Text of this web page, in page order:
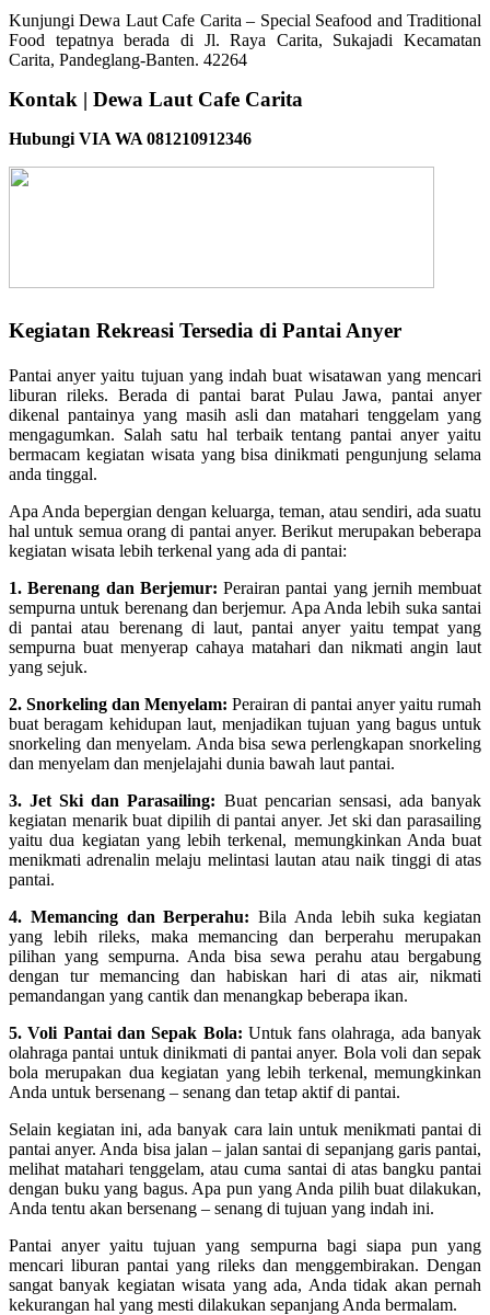
Kunjungi Dewa Laut Cafe Carita – Special Seafood and Traditional
Food tepatnya berada di Jl. Raya Carita, Sukajadi Kecamatan
Carita, Pandeglang-Banten. 42264
Kontak | Dewa Laut Cafe Carita
Hubungi VIA WA 081210912346
Kegiatan Rekreasi Tersedia di Pantai Anyer
Pantai anyer yaitu tujuan yang indah buat wisatawan yang mencari
liburan rileks. Berada di pantai barat Pulau Jawa, pantai anyer
dikenal pantainya yang masih asli dan matahari tenggelam yang
mengagumkan. Salah satu hal terbaik tentang pantai anyer yaitu
bermacam kegiatan wisata yang bisa dinikmati pengunjung selama
anda tinggal.
Apa Anda bepergian dengan keluarga, teman, atau sendiri, ada suatu
hal untuk semua orang di pantai anyer. Berikut merupakan beberapa
kegiatan wisata lebih terkenal yang ada di pantai:
1. Berenang dan Berjemur: Perairan pantai yang jernih membuat
sempurna untuk berenang dan berjemur. Apa Anda lebih suka santai
di pantai atau berenang di laut, pantai anyer yaitu tempat yang
sempurna buat menyerap cahaya matahari dan nikmati angin laut
yang sejuk.
2. Snorkeling dan Menyelam: Perairan di pantai anyer yaitu rumah
buat beragam kehidupan laut, menjadikan tujuan yang bagus untuk
snorkeling dan menyelam. Anda bisa sewa perlengkapan snorkeling
dan menyelam dan menjelajahi dunia bawah laut pantai.
3. Jet Ski dan Parasailing: Buat pencarian sensasi, ada banyak
kegiatan menarik buat dipilih di pantai anyer. Jet ski dan parasailing
yaitu dua kegiatan yang lebih terkenal, memungkinkan Anda buat
menikmati adrenalin melaju melintasi lautan atau naik tinggi di atas
pantai.
4. Memancing dan Berperahu: Bila Anda lebih suka kegiatan
yang lebih rileks, maka memancing dan berperahu merupakan
pilihan yang sempurna. Anda bisa sewa perahu atau bergabung
dengan tur memancing dan habiskan hari di atas air, nikmati
pemandangan yang cantik dan menangkap beberapa ikan.
5. Voli Pantai dan Sepak Bola: Untuk fans olahraga, ada banyak
olahraga pantai untuk dinikmati di pantai anyer. Bola voli dan sepak
bola merupakan dua kegiatan yang lebih terkenal, memungkinkan
Anda untuk bersenang – senang dan tetap aktif di pantai.
Selain kegiatan ini, ada banyak cara lain untuk menikmati pantai di
pantai anyer. Anda bisa jalan – jalan santai di sepanjang garis pantai,
melihat matahari tenggelam, atau cuma santai di atas bangku pantai
dengan buku yang bagus. Apa pun yang Anda pilih buat dilakukan,
Anda tentu akan bersenang – senang di tujuan yang indah ini.
Pantai anyer yaitu tujuan yang sempurna bagi siapa pun yang
mencari liburan pantai yang rileks dan menggembirakan. Dengan
sangat banyak kegiatan wisata yang ada, Anda tidak akan pernah
kekurangan hal yang mesti dilakukan sepanjang Anda bermalam.